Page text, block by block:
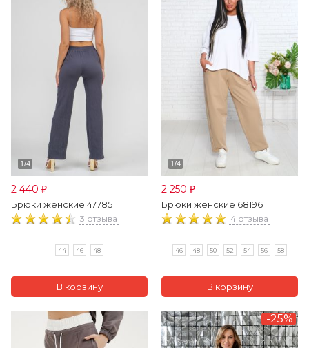
2 440 ₽
Брюки женские 47785
3 отзыва
44 46 48
2 250 ₽
Брюки женские 68196
4 отзыва
46 48 50 52 54 56 58
-25%